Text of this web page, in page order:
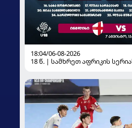
18:04/06-08-2026
18 წ. | სამხრეთ აფრიკის